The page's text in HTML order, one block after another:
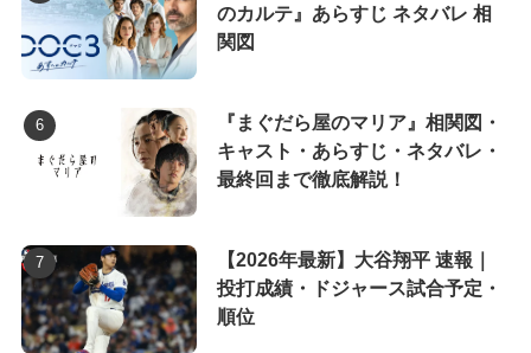
のカルテ』あらすじ ネタバレ 相
関図
『まぐだら屋のマリア』相関図・
キャスト・あらすじ・ネタバレ・
最終回まで徹底解説！
【2026年最新】大谷翔平 速報｜
投打成績・ドジャース試合予定・
順位